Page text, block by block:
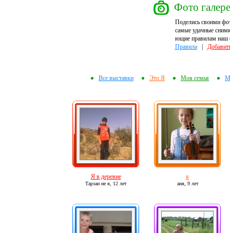
Фото
Поделись своими
самые удачные
ющие правилам наш
Правила|
Все выставки Это Я Моя семья
Я в деревне
Тарзан не я, 12 лет
я
аня, 9 лет